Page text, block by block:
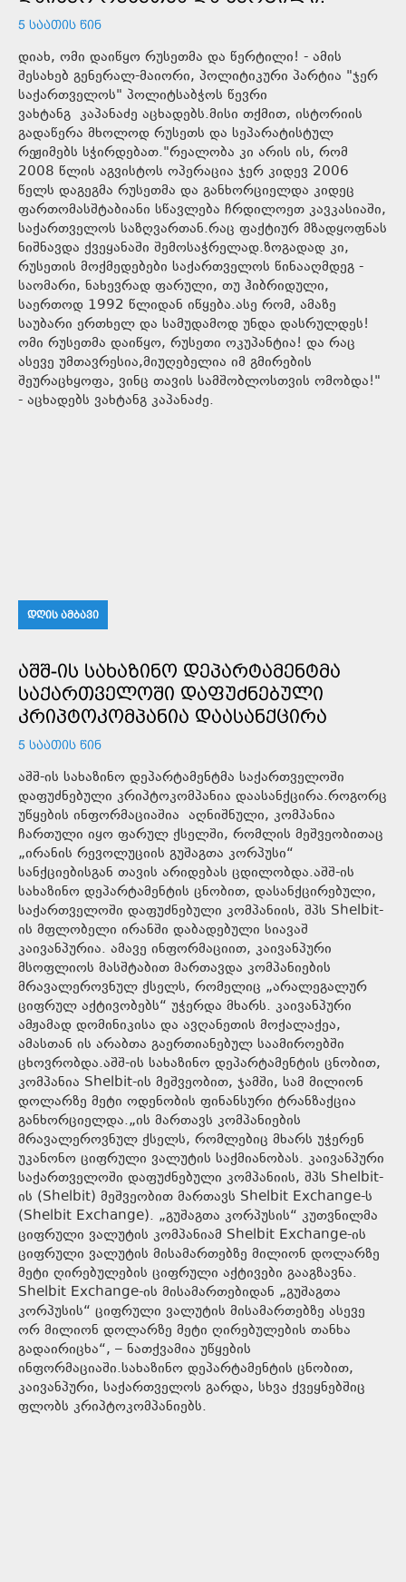
5 ᲡᲐᲐᲗᲘᲡ ᲬᲘᲜ
დიახ, ომი დაიწყო რუსეთმა და წერტილი! - ამის
შესახებ გენერალ-მაიორი, პოლიტიკური პარტია "ჯერ
საქართველოს" პოლიტსაბჭოს წევრი
ვახტანგ კაპანაძე აცხადებს.მისი თქმით, ისტორიის
გადაწერა მხოლოდ რუსეთს და სეპარატისტულ
რეჟიმებს სჭირდებათ."რეალობა კი არის ის, რომ
2008 წლის აგვისტოს ოპერაცია ჯერ კიდევ 2006
წელს დაგეგმა რუსეთმა და განხორციელდა კიდეც
ფართომასშტაბიანი სწავლება ჩრდილოეთ კავკასიაში,
საქართველოს საზღვართან.რაც ფაქტიურ მზადყოფნას
ნიშნავდა ქვეყანაში შემოსაჭრელად.ზოგადად კი,
რუსეთის მოქმედებები საქართველოს წინააღმდეგ -
საომარი, ნახევრად ფარული, თუ ჰიბრიდული,
საერთოდ 1992 წლიდან იწყება.ასე რომ, ამაზე
საუბარი ერთხელ და სამუდამოდ უნდა დასრულდეს!
ომი რუსეთმა დაიწყო, რუსეთი ოკუპანტია! და რაც
ასევე უმთავრესია,მიუღებელია იმ გმირების
შეურაცხყოფა, ვინც თავის სამშობლოსთვის ომობდა!"
- აცხადებს ვახტანგ კაპანაძე.
ᲓᲦᲘᲡ ᲐᲛᲑᲐᲕᲘ
ᲐᲨᲨ-ᲘᲡ ᲡᲐᲮᲐᲖᲘᲜᲝ ᲓᲔᲞᲐᲠᲢᲐᲛᲔᲜᲢᲛᲐ
ᲡᲐᲥᲐᲠᲗᲕᲔᲚᲝᲨᲘ ᲓᲐᲤᲣᲫᲜᲔᲑᲣᲚᲘ
ᲙᲠᲘᲞᲢᲝᲙᲝᲛᲞᲐᲜᲘᲐ ᲓᲐᲐᲡᲐᲜᲥᲪᲘᲠᲐ
5 ᲡᲐᲐᲗᲘᲡ ᲬᲘᲜ
აშშ-ის სახაზინო დეპარტამენტმა საქართველოში
დაფუძნებული კრიპტოკომპანია დაასანქცირა.როგორც
უწყების ინფორმაციაშია აღნიშნული, კომპანია
ჩართული იყო ფარულ ქსელში, რომლის მეშვეობითაც
„ირანის რევოლუციის გუშაგთა კორპუსი“
სანქციებისგან თავის არიდებას ცდილობდა.აშშ-ის
სახაზინო დეპარტამენტის ცნობით, დასანქცირებული,
საქართველოში დაფუძნებული კომპანიის, შპს Shelbit-
ის მფლობელი ირანში დაბადებული სიავაშ
კაივანპურია. ამავე ინფორმაციით, კაივანპური
მსოფლიოს მასშტაბით მართავდა კომპანიების
მრავალეროვნულ ქსელს, რომელიც „არალეგალურ
ციფრულ აქტივობებს“ უჭერდა მხარს. კაივანპური
ამჟამად დომინიკისა და ავღანეთის მოქალაქეა,
ამასთან ის არაბთა გაერთიანებულ საამიროებში
ცხოვრობდა.აშშ-ის სახაზინო დეპარტამენტის ცნობით,
კომპანია Shelbit-ის მეშვეობით, ჯამში, სამ მილიონ
დოლარზე მეტი ოდენობის ფინანსური ტრანზაქცია
განხორციელდა.„ის მართავს კომპანიების
მრავალეროვნულ ქსელს, რომლებიც მხარს უჭერენ
უკანონო ციფრული ვალუტის საქმიანობას. კაივანპური
საქართველოში დაფუძნებული კომპანიის, შპს Shelbit-
ის (Shelbit) მეშვეობით მართავს Shelbit Exchange-ს
(Shelbit Exchange). „გუშაგთა კორპუსის“ კუთვნილმა
ციფრული ვალუტის კომპანიამ Shelbit Exchange-ის
ციფრული ვალუტის მისამართებზე მილიონ დოლარზე
მეტი ღირებულების ციფრული აქტივები გააგზავნა.
Shelbit Exchange-ის მისამართებიდან „გუშაგთა
კორპუსის“ ციფრული ვალუტის მისამართებზე ასევე
ორ მილიონ დოლარზე მეტი ღირებულების თანხა
გადაირიცხა“, – ნათქვამია უწყების
ინფორმაციაში.სახაზინო დეპარტამენტის ცნობით,
კაივანპური, საქართველოს გარდა, სხვა ქვეყნებშიც
ფლობს კრიპტოკომპანიებს.